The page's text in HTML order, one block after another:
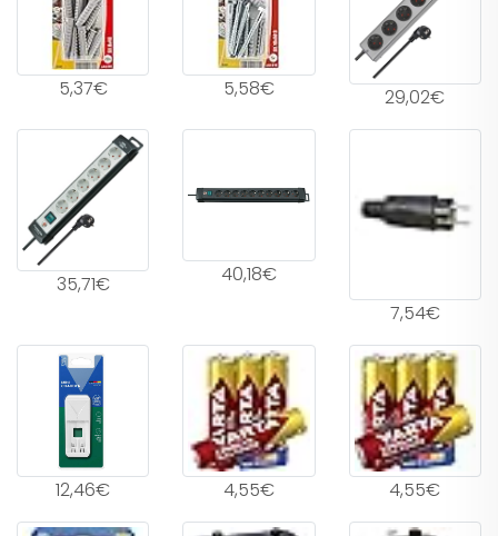
5,37€ 5,58€ 29,02€
35,71€
40,18€
7,54€
12,46€ 4,55€ 4,55€